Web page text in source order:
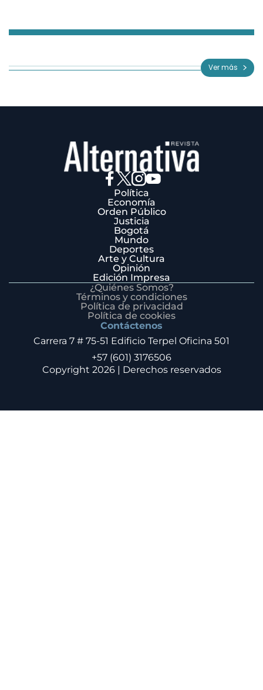
3
Ver más
Política
Economía
Orden Público
Justicia
Bogotá
Mundo
Deportes
Arte y Cultura
Opinión
Edición Impresa
¿Quiénes Somos?
Términos y condiciones
Política de privacidad
Política de cookies
Contáctenos
Carrera 7 # 75-51 Edificio Terpel Oficina 501
+57 (601) 3176506
Copyright 2026 | Derechos reservados